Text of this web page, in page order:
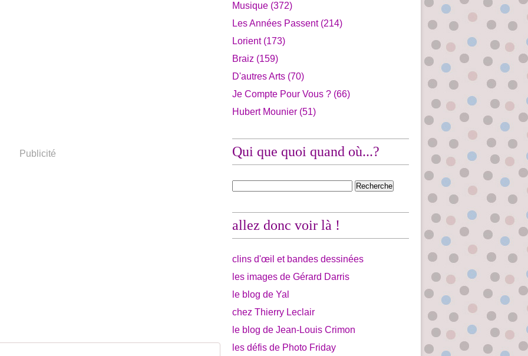
Publicité
Musique (372)
Les Années Passent(214)
Lorient(173)
Braiz (159)
D'autres Arts (70)
Je Compte Pour Vous ? (66)
Hubert Mounier (51)
Qui que quoi quand où...?
allez donc voir là !
clins d'œil et bandes dessinées
les images de Gérard Darris
le blog de Yal
chez Thierry Leclair
le blog de Jean-Louis Crimon
les défis de Photo Friday